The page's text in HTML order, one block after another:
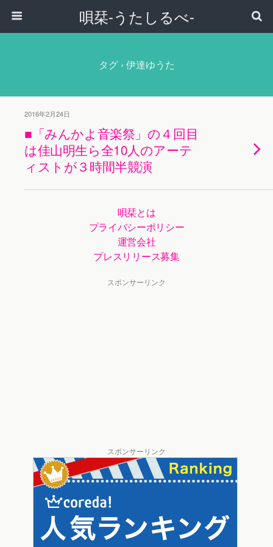
唄栞-うたしるべ-
タグ › 伊達ゆうた
2016年2月24日
■「みんかよ音楽祭」の４回目
は佳山明生ら全10人のアーテ
ィストが３時間半競演
唄栞とは
プライバシーポリシー
運営会社
プレスリリース募集
スポンサーリンク
スポンサーリンク